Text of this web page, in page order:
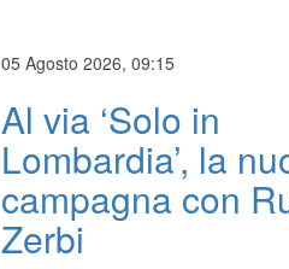
05 Agosto 2026, 09:15
Al via ‘Solo in
Lombardia’, la
campagna con
Zerbi